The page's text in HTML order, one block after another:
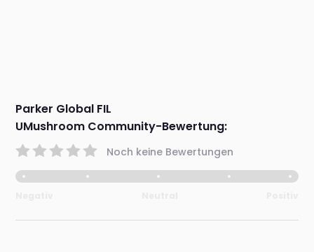
Parker Global FIL
UMushroom Community-Bewertung:
Noch keine Bewertungen